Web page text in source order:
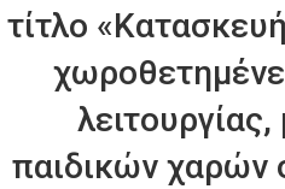
τίτλο
παιδικών χαρών